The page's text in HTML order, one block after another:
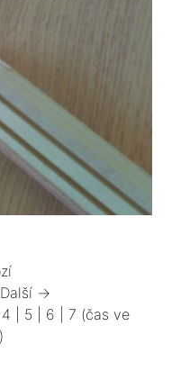
Další →
4 5 6 7 (čas ve